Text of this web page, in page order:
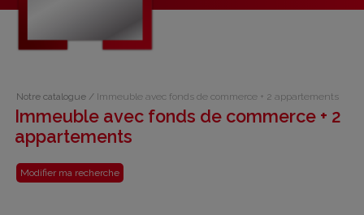
Notre catalogue / Immeuble avec fonds de commerce + 2 appartements
Immeuble avec fonds de commerce + 2
appartements
Modifier ma recherche